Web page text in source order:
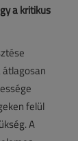
a kritikus
felül
A